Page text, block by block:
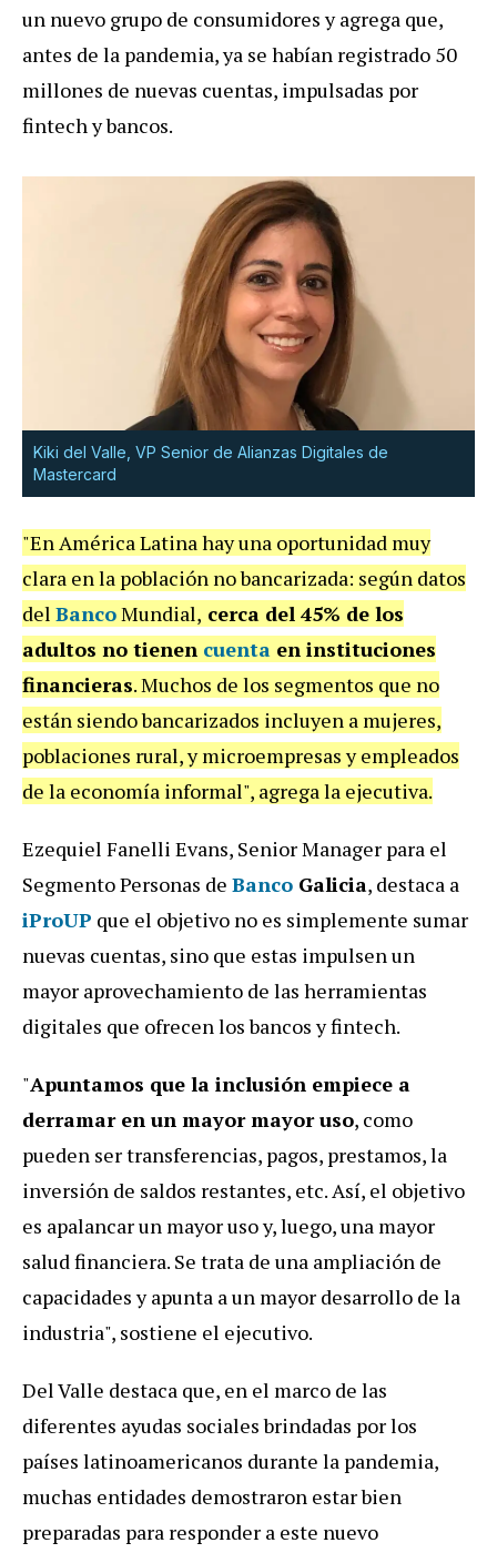
un nuevo grupo de consumidores y agrega que,
antes de la pandemia, ya se habían registrado 50
millones de nuevas cuentas, impulsadas por
fintech y bancos.
Kiki del Valle, VP Senior de Alianzas Digitales de
Mastercard
"En América Latina hay una oportunidad muy
clara en la población no bancarizada: según datos
del BancoMundial, cerca del 45% de los
adultos no tienen cuenta en instituciones
financieras. Muchos de los segmentos que no
están siendo bancarizados incluyen a mujeres,
poblaciones rural, y microempresas y empleados
de la economía informal", agrega la ejecutiva.
Ezequiel Fanelli Evans, Senior Manager para el
Segmento Personas de Banco Galicia, destaca a
iProUP que el objetivo no es simplemente sumar
nuevas cuentas, sino que estas impulsen un
mayor aprovechamiento de las herramientas
digitales que ofrecen los bancos y fintech.
"Apuntamos que la inclusión empiece a
derramar en un mayor mayor uso, como
pueden ser transferencias, pagos, prestamos, la
inversión de saldos restantes, etc. Así, el objetivo
es apalancar un mayor uso y, luego, una mayor
salud financiera. Se trata de una ampliación de
capacidades y apunta a un mayor desarrollo de la
industria", sostiene el ejecutivo.
Del Valle destaca que, en el marco de las
diferentes ayudas sociales brindadas por los
países latinoamericanos durante la pandemia,
muchas entidades demostraron estar bien
preparadas para responder a este nuevo